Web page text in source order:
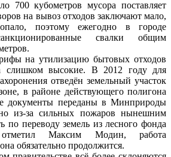
700 кубометров мусора поставляет
на вывоз отходов заключают мало,
поэтому ежегодно в городе
свалки общим
на утилизацию бытовых отходов
слишком высокие. В 2012 году для
отведён земельный участок
в районе действующего полигона
документы переданы в Минприроды
из-за сильных пожаров нынешним
по переводу земель из лесного фонда
Максим Модин, работа
обязательно продолжится.